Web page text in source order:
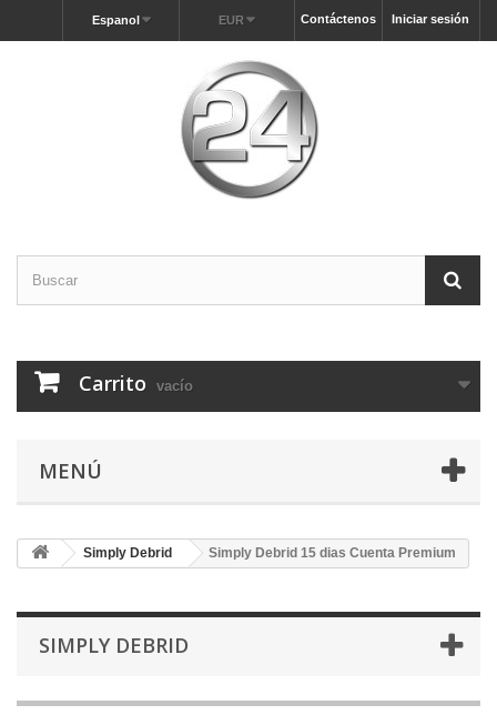
Iniciar sesión
Contáctenos
EUR
Espanol
Carrito vacío
MENÚ
Simply Debrid Simply Debrid 15 dias Cuenta Premium
SIMPLY DEBRID